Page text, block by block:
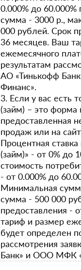
0.000% до
сумма - 3000 р.,
000 рублей. Срок
36 месяцев. Ваш
ежемесячного
результатам
АО «Тинькофф
Финанс».
3. Если у вас есть
(займ) – это форма
предоставленная
продаж или на
Процентная
(займ)» - от 0% до
стоимость
- от 0.000% до
Минимальная
сумма - 500 000
предоставления -
тариф и размер
будет определен
рассмотрения
Банк» и ООО МФК